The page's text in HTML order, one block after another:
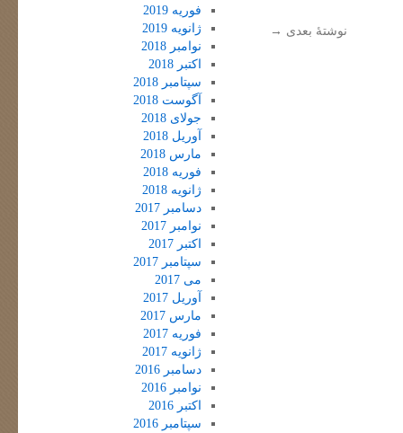
نوشتهٔ بعدی →
فوریه 2019
ژانویه 2019
نوامبر 2018
اکتبر 2018
سپتامبر 2018
آگوست 2018
جولای 2018
آوریل 2018
مارس 2018
فوریه 2018
ژانویه 2018
دسامبر 2017
نوامبر 2017
اکتبر 2017
سپتامبر 2017
می 2017
آوریل 2017
مارس 2017
فوریه 2017
ژانویه 2017
دسامبر 2016
نوامبر 2016
اکتبر 2016
سپتامبر 2016